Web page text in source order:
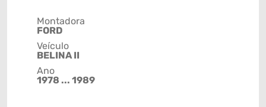
Montadora
FORD
Veículo
BELINA II
Ano
1978 ... 1989